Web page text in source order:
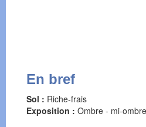
En bref
Sol : Riche-frais
Exposition : Ombre - mi-ombre